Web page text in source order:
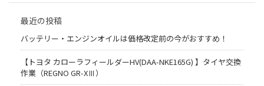
最近の投稿
バッテリー・エンジンオイルは価格改定前の今がおすすめ！
【トヨタ カローラフィールダーHV(DAA-NKE165G) 】タイヤ交換
作業（REGNO GR-XⅢ）